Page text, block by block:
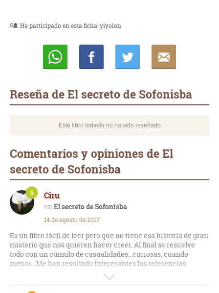
Ha participado en esta ficha:yiyolon
Reseña de El secreto de Sofonisba
Este libro todavía no ha sido reseñado
Comentarios y opiniones de El
secreto de Sofonisba
Ciru
El secreto de Sofonisba
6
14 de agosto de 2017
Es un libro fácil de leer pero que no tiene esa historia de gran
misterio que nos quieren hacer creer. Al final se resuelve
todo con un cúmulo de casualidades...curiosas, cuando
menos...Me han resultado interesantes las referencias
históricas de la corte española de Felipe II aunque creo que
era salirse del tema de la novela.